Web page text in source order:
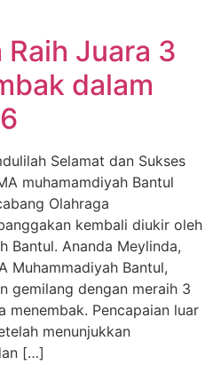
Juara 3
dalam
Selamat dan Sukses
muhamamdiyah Bantul
Olahraga
kembali diukir oleh
Bantul. Ananda Meylinda,
Muhammadiyah Bantul,
gemilang dengan meraih 3
menembak. Pencapaian luar
menunjukkan
[…]